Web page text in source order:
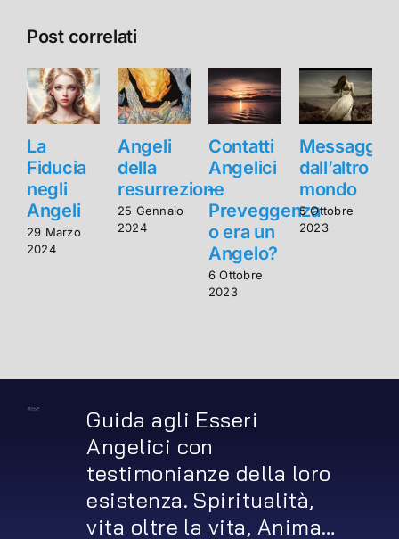
Post correlati
La
Fiducia
negli
Angeli
29 Marzo
2024
Angeli
della
resurrezione
25 Gennaio
2024
Contatti
Angelici
–
Preveggenza
o era un
Angelo?
6 Ottobre
2023
Messaggi
dall’altro
mondo
5 Ottobre
2023
Guida agli Esseri
Angelici con
testimonianze della loro
esistenza. Spiritualità,
vita oltre la vita, Anima…